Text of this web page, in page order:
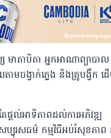
ាតាបិតា អ្នកអាណាព្យាបាល
ចង្វាក់ភ្លេង និងគ្រូបង្វឹក ដើ
តល់អាទិភាពដល់ការអភិវឌ្ឍ
ប្បុរសធម៌ កម្មវិធីអប់រំសុខភាព